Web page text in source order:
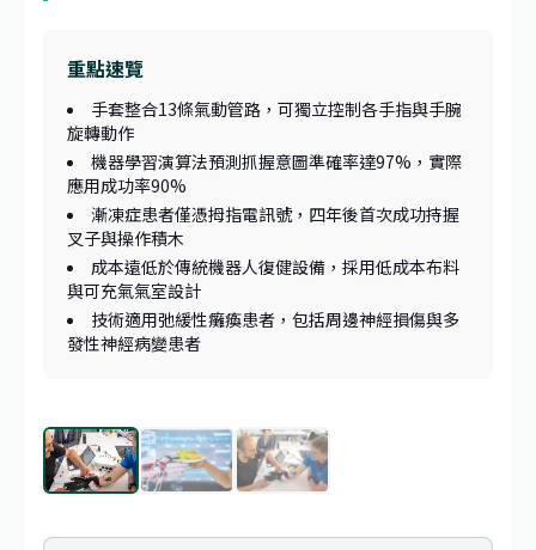
重點速覽
手套整合13條氣動管路，可獨立控制各手指與手腕
旋轉動作
機器學習演算法預測抓握意圖準確率達97%，實際
應用成功率90%
漸凍症患者僅憑拇指電訊號，四年後首次成功持握
叉子與操作積木
成本遠低於傳統機器人復健設備，採用低成本布料
與可充氣氣室設計
技術適用弛緩性癱瘓患者，包括周邊神經損傷與多
發性神經病變患者